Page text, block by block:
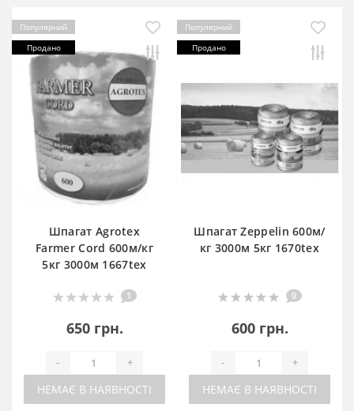
Популярний
Продано
Шпагат Agrotex
Farmer Cord 600м/кг
5кг 3000м 1667tex
1
650 грн.
- +
НЕМАЄ В НАЯВНОСТІ
Популярний
Продано
Шпагат Zeppelin 600м/
кг 3000м 5кг 1670tex
0
600 грн.
- +
НЕМАЄ В НАЯВНОСТІ